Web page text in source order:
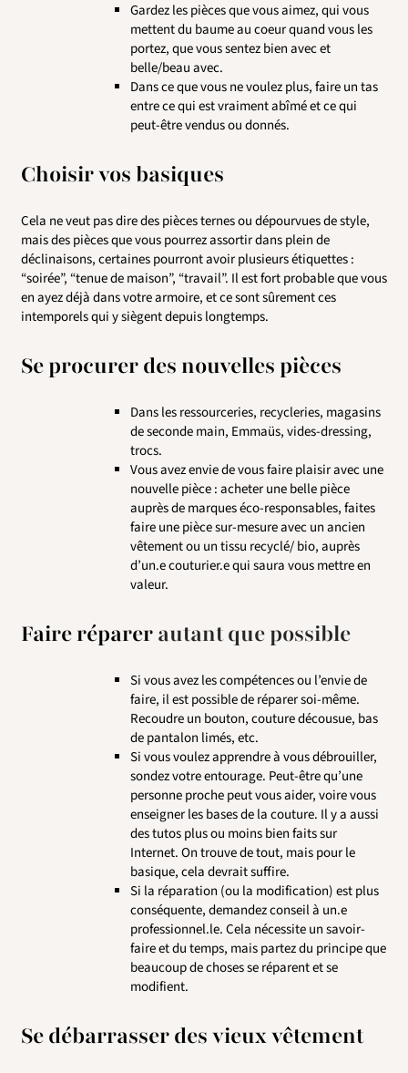
Gardez les pièces que vous aimez, qui vous
mettent du baume au coeur quand vous les
portez, que vous sentez bien avec et
belle/beau avec.
Dans ce que vous ne voulez plus, faire un tas
entre ce qui est vraiment abîmé et ce qui
peut-être vendus ou donnés.
Choisir vos basiques
Cela ne veut pas dire des pièces ternes ou dépourvues de style,
mais des pièces que vous pourrez assortir dans plein de
déclinaisons, certaines pourront avoir plusieurs étiquettes :
“soirée”, “tenue de maison”, “travail”. Il est fort probable que vous
en ayez déjà dans votre armoire, et ce sont sûrement ces
intemporels qui y siègent depuis longtemps.
Se procurer des nouvelles pièces
Dans les ressourceries, recycleries, magasins
de seconde main, Emmaüs, vides-dressing,
trocs.
Vous avez envie de vous faire plaisir avec une
nouvelle pièce : acheter une belle pièce
auprès de marques éco-responsables, faites
faire une pièce sur-mesure avec un ancien
vêtement ou un tissu recyclé/ bio, auprès
d’un.e couturier.e qui saura vous mettre en
valeur.
Faire réparerautant que possible
Si vous avez les compétences ou l’envie de
faire, il est possible de réparer soi-même.
Recoudre un bouton, couture décousue, bas
de pantalon limés, etc.
Si vous voulez apprendre à vous débrouiller,
sondez votre entourage. Peut-être qu’une
personne proche peut vous aider, voire vous
enseigner les bases de la couture. Il y a aussi
des tutos plus ou moins bien faits sur
Internet. On trouve de tout, mais pour le
basique, cela devrait suffire.
Si la réparation (ou la modification) est plus
conséquente, demandez conseil à un.e
professionnel.le. Cela nécessite un savoir-
faire et du temps, mais partez du principe que
beaucoup de choses se réparent et se
modifient.
Se débarrasser des vieux vêtement